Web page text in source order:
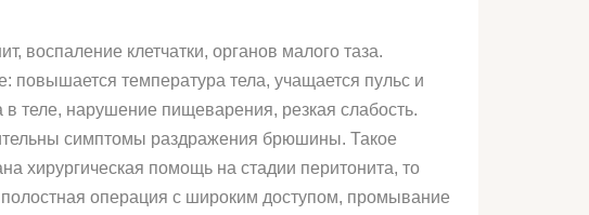
клетчатки, органов малого таза.
повышается температура тела, учащается пульс и
теле, нарушение пищеварения, резкая слабость.
симптомы раздражения брюшины. Такое
хирургическая помощь на стадии перитонита, то
операция с широким доступом, промывание